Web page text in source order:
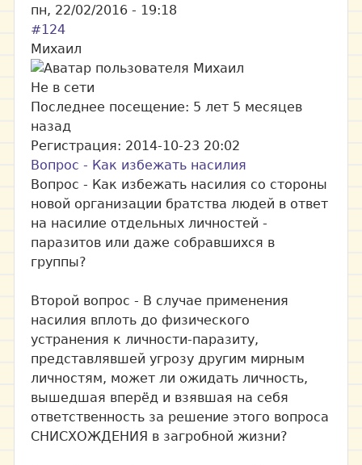
пн, 22/02/2016 - 19:18
#124
Михаил
Не в сети
Последнее посещение: 5 лет 5 месяцев
назад
Регистрация: 2014-10-23 20:02
Вопрос - Как избежать насилия
Вопрос - Как избежать насилия со стороны
новой организации братства людей в ответ
на насилие отдельных личностей -
паразитов или даже собравшихся в
группы?
Второй вопрос - В случае применения
насилия вплоть до физического
устранения к личности-паразиту,
представлявшей угрозу другим мирным
личностям, может ли ожидать личность,
вышедшая вперёд и взявшая на себя
ответственность за решение этого вопроса
СНИСХОЖДЕНИЯ в загробной жизни?